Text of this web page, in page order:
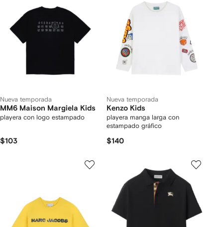
Nueva temporada
MM6 Maison Margiela Kids
playera con logo estampado
$103
Nueva temporada
Kenzo Kids
playera manga larga con
estampado gráfico
$140